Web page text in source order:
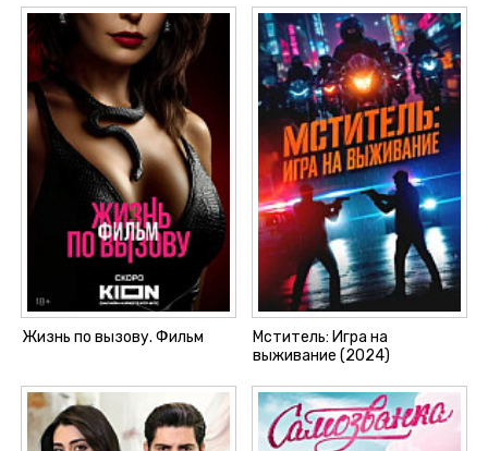
Жизнь по вызову. Фильм
Мститель: Игра на
выживание (2024)